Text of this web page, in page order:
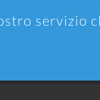
servizio